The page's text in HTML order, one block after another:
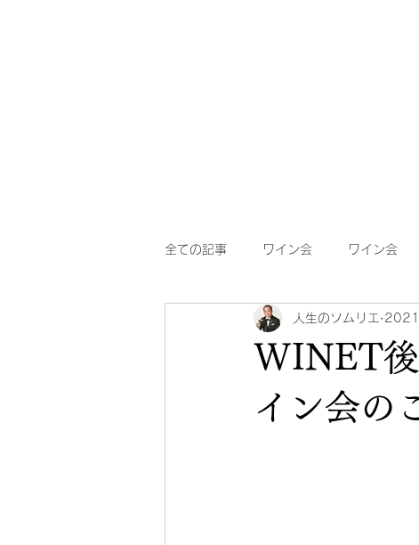
全ての記事 ワイン会 ワイン会
WINET
イン会の
人生のソムリエ 2021
葡